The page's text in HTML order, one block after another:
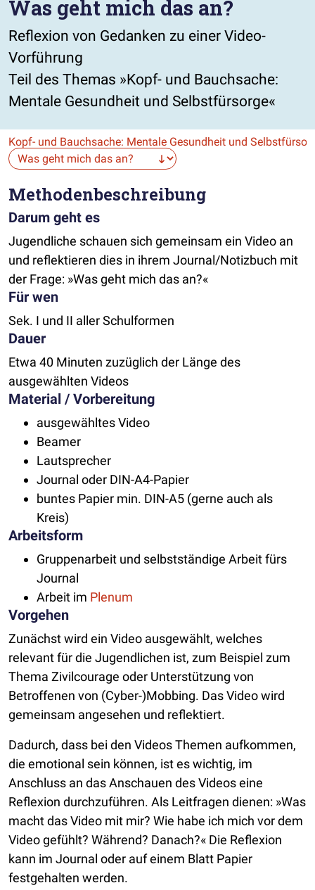
Was geht mich das an?
Reflexion von Gedanken zu einer Video-
Vorführung
Teil des Themas »Kopf- und Bauchsache:
Mentale Gesundheit und Selbstfürsorge«
Kopf- und Bauchsache: Mentale Gesundheit und
Die Auswahl navigiert direkt zur gewählten Seite.
Methodenbeschreibung
Darum geht es
Jugendliche schauen sich gemeinsam ein Video an
und reflektieren dies in ihrem Journal/Notizbuch mit
der Frage: »Was geht mich das an?«
Für wen
Sek. I und II aller Schulformen
Dauer
Etwa 40 Minuten zuzüglich der Länge des
ausgewählten Videos
Material / Vorbereitung
ausgewähltes Video
Beamer
Lautsprecher
Journal oder DIN-A4-Papier
buntes Papier min. DIN-A5 (gerne auch als
Kreis)
Arbeitsform
Gruppenarbeit und selbstständige Arbeit fürs
Journal
Arbeit im Plenum
Vorgehen
Zunächst wird ein Video ausgewählt, welches
relevant für die Jugendlichen ist, zum Beispiel zum
Thema Zivilcourage oder Unterstützung von
Betroffenen von (Cyber-)Mobbing. Das Video wird
gemeinsam angesehen und reflektiert.
Dadurch, dass bei den Videos Themen aufkommen,
die emotional sein können, ist es wichtig, im
Anschluss an das Anschauen des Videos eine
Reflexion durchzuführen. Als Leitfragen dienen: »Was
macht das Video mit mir? Wie habe ich mich vor dem
Video gefühlt? Während? Danach?« Die Reflexion
kann im Journal oder auf einem Blatt Papier
festgehalten werden.